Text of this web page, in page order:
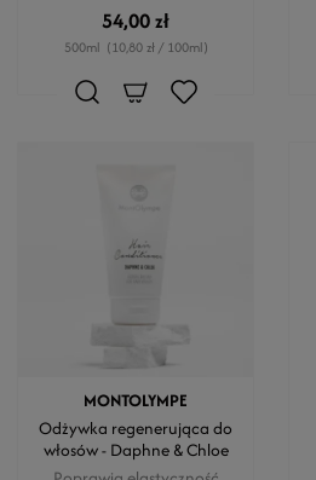
54,00 zł
500ml (10,80 zł / 100ml)
MONTOLYMPE
Odżywka regenerująca do
włosów - Daphne & Chloe